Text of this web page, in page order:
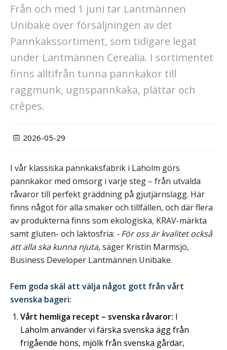
Från och med 1 juni tar Lantmännen
Unibake över försäljningen av det
Pannkakssortiment, som tidigare legat
under Lantmännen Cerealia. I sortimentet
finns alltifrån tunna pannkakor till
raggmunk, ugnspannkaka, plättar och
crêpes.
2026-05-29
I vår klassiska pannkaksfabrik i Laholm görs
pannkakor med omsorg i varje steg – från utvalda
råvaror till perfekt gräddning på gjutjärnslagg. Här
finns något för alla smaker och tillfällen, och där flera
av produkterna finns som ekologiska, KRAV-märkta
samt gluten- och laktosfria: - För oss är kvalitet också
att alla ska kunna njuta,säger Kristin Marmsjö,
Business Developer Lantmännen Unibake.
Fem goda skäl att välja något gott från vårt
svenska bageri:
Vårt hemliga recept – svenska råvaror: I
Laholm använder vi färska svenska ägg från
frigående höns, mjölk från svenska gårdar,